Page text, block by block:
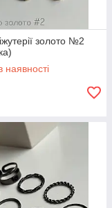
золото №2